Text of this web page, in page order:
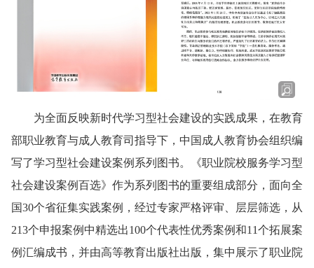
为全面反映新时代学习型社会建设的实践成果，在教育
部职业教育与成人教育司指导下，中国成人教育协会组织编
写了学习型社会建设案例系列图书。《职业院校服务学习型
社会建设案例百选》作为系列图书的重要组成部分，面向全
国30个省征集实践案例，经过专家严格评审、层层筛选，从
213个申报案例中精选出100个代表性优秀案例和11个拓展案
例汇编成书，并由高等教育出版社出版，集中展示了职业院